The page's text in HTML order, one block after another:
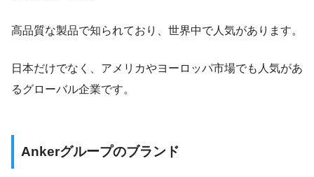
高品質な製品で知られており、世界中で人気があります。
日本だけでなく、アメリカやヨーロッパ市場でも人気があ
るグローバル企業です。
Ankerグループのブランド